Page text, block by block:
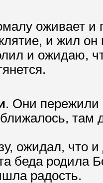
оживает и
и жил он
и ожидаю,
. Они пережили
ожидал, что
беда родила
радость.